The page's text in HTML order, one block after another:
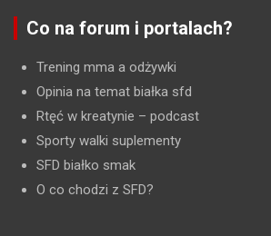
Co na forum i portalach?
Trening mma a odżywki
Opinia na temat białka sfd
Rtęć w kreatynie – podcast
Sporty walki suplementy
SFD białko smak
O co chodzi z SFD?